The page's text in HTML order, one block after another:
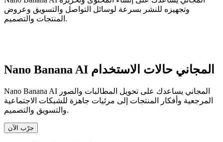
وتجهيزه للنشر بسرعة لوسائل التواصل والتسويق وعروض
المنتجات والتصميم.
Nano Banana AI المجاني حالات الاستخدام
Nano Banana AI المجاني يساعدك على تحويل المطالبات والصور
المرجعية وأفكار المنتجات إلى مرئيات جاهزة للشبكات الاجتماعية
والتسويق والتصميم.
جرّب الآن